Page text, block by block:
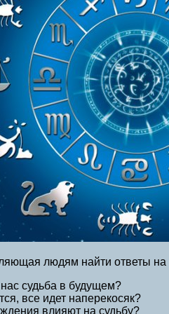
людям найти ответы на
судьба в будущем?
все идет наперекосяк?
влияют на судьбу?